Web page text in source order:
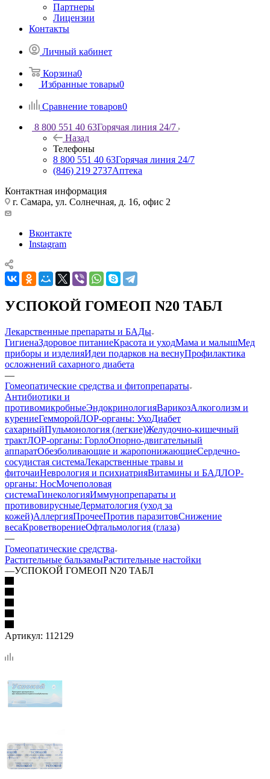
Партнеры
Лицензии
Контакты
Личный кабинет
Корзина0
Избранные товары0
Сравнение товаров0
8 800 551 40 63Горячая линия 24/7
Назад
Телефоны
8 800 551 40 63Горячая линия 24/7
(846) 219 2737Аптека
Контактная информация
г. Самара, ул. Солнечная, д. 16, офис 2
Вконтакте
Instagram
УСПОКОЙ ГОМЕОП N20 ТАБЛ
Лекарственные препараты и БАДы
ГигиенаЗдоровое питаниеКрасота и уходМама и малышМед
приборы и изделияИдеи подарков на веснуПрофилактика
осложнений сахарного диабета
—
Гомеопатические средства и фитопрепараты
Антибиотики и
противомикробныеЭндокринологияВарикозАлкоголизм и
курениеГемморойЛОР-органы: УхоДиабет
сахарныйПульмонология (легкие)Желудочно-кишечный
трактЛОР-органы: ГорлоОпорно-двигательный
аппаратОбезболивающие и жаропонижающиеСердечно-
сосудистая системаЛекарственные травы и
фиточаиНеврология и психиатрияВитамины и БАДЛОР-
органы: НосМочеполовая
системаГинекологияИммунопрепараты и
противовирусныеДерматология (уход за
кожей)АллергияПрочееПротив паразитовСнижение
весаКроветворениеОфтальмология (глаза)
—
Гомеопатические средства
Растительные бальзамыРастительные настойки
—УСПОКОЙ ГОМЕОП N20 ТАБЛ
Артикул: 112129